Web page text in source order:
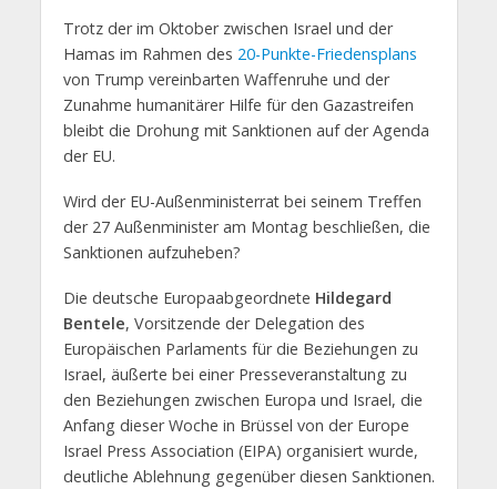
Trotz der im Oktober zwischen Israel und der
Hamas im Rahmen des 20-Punkte-Friedensplans
von Trump vereinbarten Waffenruhe und der
Zunahme humanitärer Hilfe für den Gazastreifen
bleibt die Drohung mit Sanktionen auf der Agenda
der EU.
Wird der EU-Außenministerrat bei seinem Treffen
der 27 Außenminister am Montag beschließen, die
Sanktionen aufzuheben?
Die deutsche Europaabgeordnete Hildegard
Bentele, Vorsitzende der Delegation des
Europäischen Parlaments für die Beziehungen zu
Israel, äußerte bei einer Presseveranstaltung zu
den Beziehungen zwischen Europa und Israel, die
Anfang dieser Woche in Brüssel von der Europe
Israel Press Association (EIPA) organisiert wurde,
deutliche Ablehnung gegenüber diesen Sanktionen.